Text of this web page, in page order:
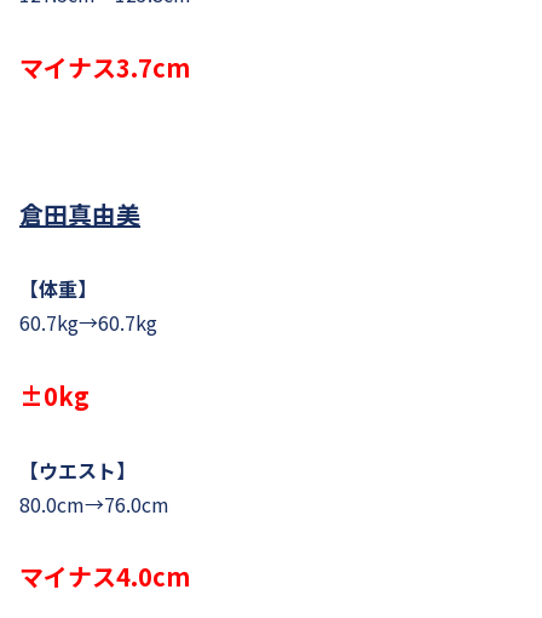
マイナス3.7cm
倉田真由美
【体重】
60.7kg→60.7kg
±0kg
【ウエスト】
80.0cm→76.0cm
マイナス4.0cm